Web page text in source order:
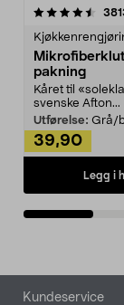
pakning
Kåret til
svenske Afton...
Utførelse: Grå/
39,90
Legg i
4.5av 5
Bunntekst
Kundeservice